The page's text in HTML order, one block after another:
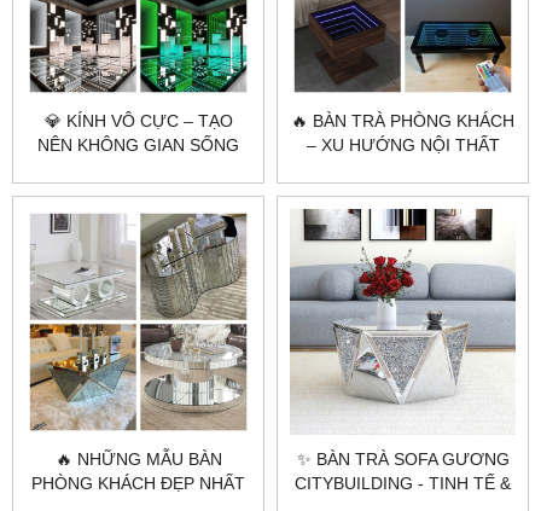
💎 KÍNH VÔ CỰC – TẠO
NÊN KHÔNG GIAN SỐNG
🌟
🔥 BÀN TRÀ PHÒNG KHÁCH
– XU HƯỚNG NỘI THẤT
🔥 NHỮNG MẪU BÀN
PHÒNG KHÁCH ĐẸP NHẤT
✨ BÀN TRÀ SOFA GƯƠNG
CITYBUILDING - TINH TẾ &